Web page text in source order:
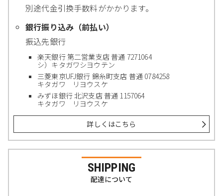
別途代金引換手数料がかかります。
銀行振り込み（前払い）
振込先銀行
楽天銀行 第二営業支店 普通 7271064
シ）キタガワシヨウテン
三菱東京UFJ銀行 錦糸町支店 普通 0784258
キタガワ リヨウスケ
みずほ銀行 北沢支店 普通 1157064
キタガワ リヨウスケ
詳しくはこちら
SHIPPING
配達について